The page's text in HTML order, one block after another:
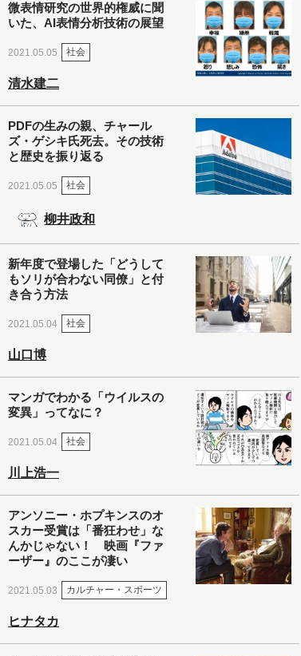
微表情研究の世界的権威に聞
いた、AI表情分析技術の展望
2021.05.05 社会
清水建二
PDFの生みの親、チャール
ズ・ゲシキ氏死去。その技術
と歴史を振り返る
2021.05.05 社会
柳井政和
新年度で登場した「どうして
もソリが合わない同僚」と付
き合う方法
2021.05.04 社会
山口博
マンガでわかる「ウイルスの
変異」ってなに？
2021.05.04 社会
川上浩一
アンソニー・ホプキンスのオ
スカー受賞は「番狂わせ」な
んかじゃない！ 映画『ファ
ーザー』のここが凄い
2021.05.03 カルチャー・スポーツ
ヒナタカ